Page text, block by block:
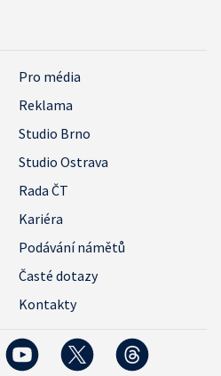
Pro média
Reklama
Studio Brno
Studio Ostrava
Rada ČT
Kariéra
Podávání námětů
Časté dotazy
Kontakty